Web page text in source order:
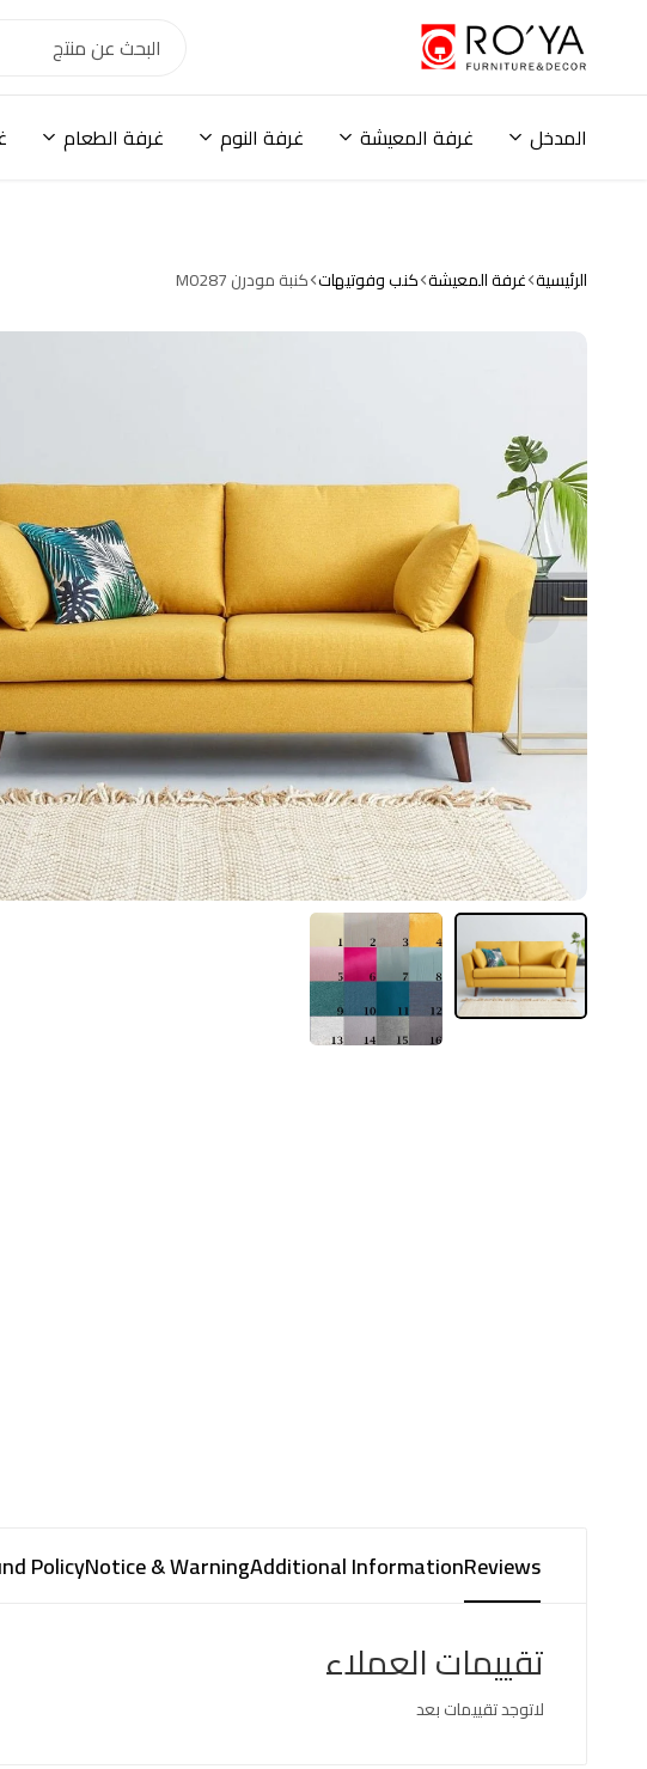
ودواليب
وكنب
وحلول
المدخل غرفة المعيشة غرفة النوم غرفة الطعام
الرئيسية غرفة المعيشة كنب وفوتيهات كنبة مودرن M0287
Reviews
Additional Information
Notice & Warning
Policy
تقييمات العملاء
لاتوجد تقييمات بعد